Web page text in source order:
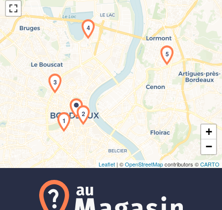
Chargement de la carte en cours...
1
2
3
4
5
+
−
Leaflet | ©OpenStreetMapcontributors ©CARTO